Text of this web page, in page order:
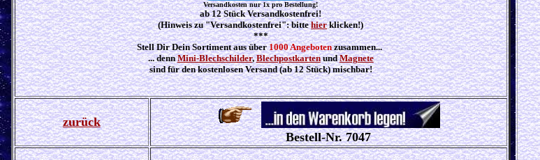
Versandkosten nur 1x pro Bestellung!
ab 12 Stück Versandkostenfrei!
(Hinweis zu "Versandkostenfrei": bittehierklicken!)
***
Stell Dir Dein Sortiment aus über1000 Angebotenzusammen...
... dennMini-Blechschilder,Blechpostkartenund Magnete
sind für den kostenlosen Versand (ab 12 Stück) mischbar!
zurück
Bestell-Nr. 7047